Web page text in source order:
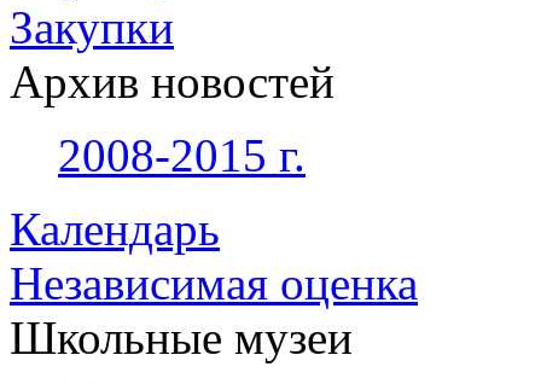
Закупки
Архив новостей
2008-2015 г.
Календарь
Независимая оценка
Школьные музеи